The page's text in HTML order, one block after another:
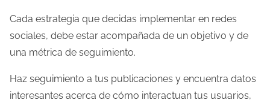
Cada estrategia que decidas implementar en redes
sociales, debe estar acompañada de un objetivo y de
una métrica de seguimiento.
Haz seguimiento a tus publicaciones y encuentra datos
interesantes acerca de cómo interactuan tus usuarios,